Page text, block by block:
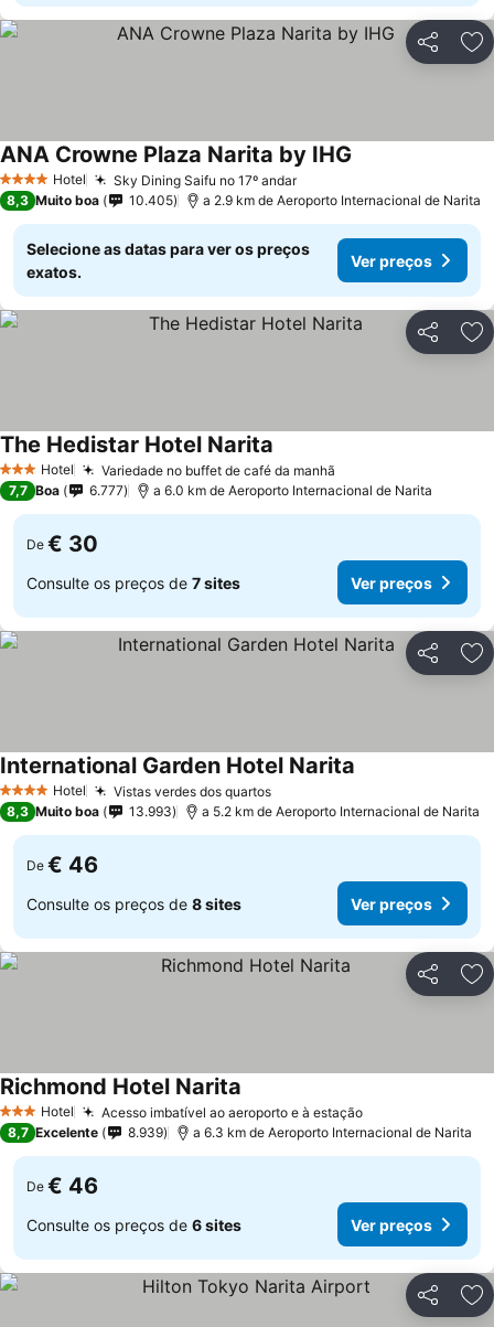
Partilhar
4 EstrelasHotel Sky Dining Saifu no 17º andar
ANA Crowne Plaza Narita by IHG
8,3 Muito boa 10.405 a 2.9 km de Aeroporto Internacional de Narita
Selecione as datas para ver os preços
exatos.
Ver preços
Partilhar
3 EstrelasHotel Variedade no buffet de café da manhã
The Hedistar Hotel Narita
7,7 Boa 6.777 a 6.0 km de Aeroporto Internacional de Narita
De € 30
Consulte os preços de 7 sites Ver preços
Partilhar
4 EstrelasHotel Vistas verdes dos quartos
International Garden Hotel Narita
8,3 Muito boa 13.993 a 5.2 km de Aeroporto Internacional de Narita
De € 46
Consulte os preços de 8 sites Ver preços
Partilhar
3 EstrelasHotel Acesso imbatível ao aeroporto e à estação
Richmond Hotel Narita
8,7 Excelente 8.939 a 6.3 km de Aeroporto Internacional de Narita
De € 46
Consulte os preços de 6 sites Ver preços
Partilhar